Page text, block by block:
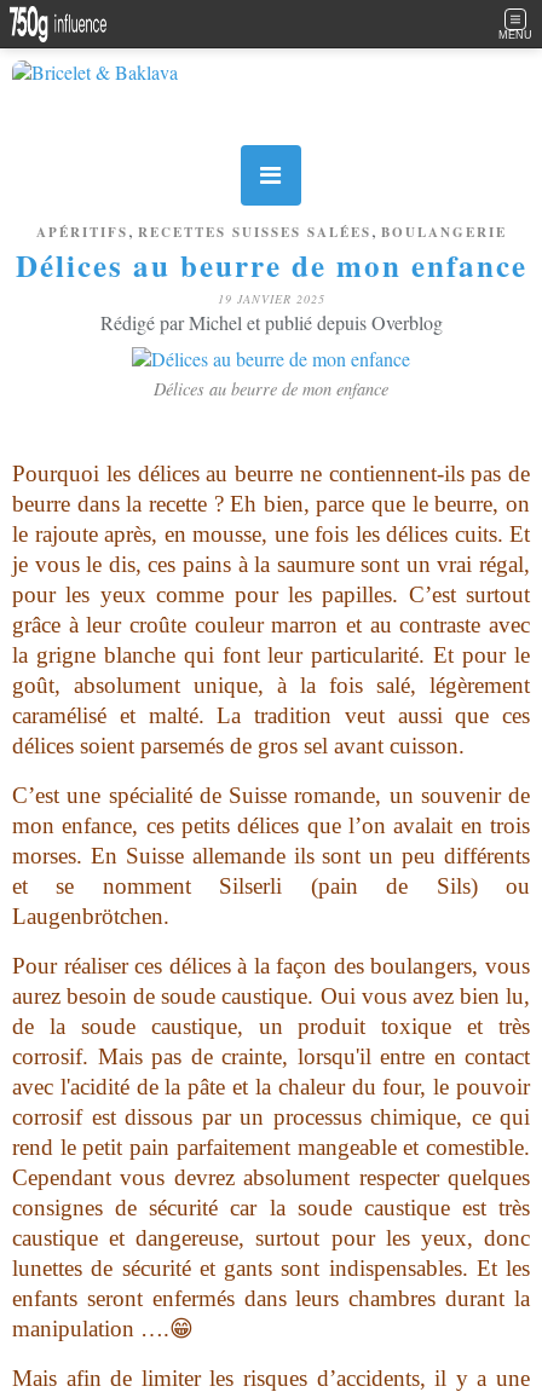
MENU
APÉRITIFS, RECETTES SUISSES SALÉES, BOULANGERIE
Délices au beurre de mon enfance
19 JANVIER 2025
Rédigé par Michel et publié depuis Overblog
Délices au beurre de mon enfance
Pourquoi les délices au beurre ne contiennent-ils pas de
beurre dans la recette ? Eh bien, parce que le beurre, on
le rajoute après, en mousse, une fois les délices cuits. Et
je vous le dis, ces pains à la saumure sont un vrai régal,
pour les yeux comme pour les papilles. C’est surtout
grâce à leur croûte couleur marron et au contraste avec
la grigne blanche qui font leur particularité. Et pour le
goût, absolument unique, à la fois salé, légèrement
caramélisé et malté. La tradition veut aussi que ces
délices soient parsemés de gros sel avant cuisson.
C’est une spécialité de Suisse romande, un souvenir de
mon enfance, ces petits délices que l’on avalait en trois
morses. En Suisse allemande ils sont un peu différents
et se nomment Silserli (pain de Sils) ou
Laugenbrötchen.
Pour réaliser ces délices à la façon des boulangers, vous
aurez besoin de soude caustique. Oui vous avez bien lu,
de la soude caustique, un produit toxique et très
corrosif. Mais pas de crainte, lorsqu'il entre en contact
avec l'acidité de la pâte et la chaleur du four, le pouvoir
corrosif est dissous par un processus chimique, ce qui
rend le petit pain parfaitement mangeable et comestible.
Cependant vous devrez absolument respecter quelques
consignes de sécurité car la soude caustique est très
caustique et dangereuse, surtout pour les yeux, donc
lunettes de sécurité et gants sont indispensables. Et les
enfants seront enfermés dans leurs chambres durant la
manipulation ….😁
Mais afin de limiter les risques d’accidents, il y a une